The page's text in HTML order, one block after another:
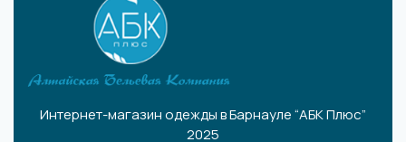
Интернет-магазин одежды в Барнауле “АБК Плюс”
2025